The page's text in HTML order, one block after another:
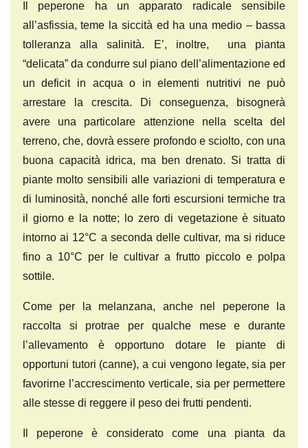
Il peperone ha un apparato radicale sensibile
all’asfissia, teme la siccità ed ha una medio – bassa
tolleranza alla salinità. E’, inoltre, una pianta
“delicata” da condurre sul piano dell’alimentazione ed
un deficit in acqua o in elementi nutritivi ne può
arrestare la crescita. Di conseguenza, bisognerà
avere una particolare attenzione nella scelta del
terreno, che, dovrà essere profondo e sciolto, con una
buona capacità idrica, ma ben drenato. Si tratta di
piante molto sensibili alle variazioni di temperatura e
di luminosità, nonché alle forti escursioni termiche tra
il giorno e la notte; lo zero di vegetazione è situato
intorno ai 12°C a seconda delle cultivar, ma si riduce
fino a 10°C per le cultivar a frutto piccolo e polpa
sottile.
Come per la melanzana, anche nel peperone la
raccolta si protrae per qualche mese e durante
l’allevamento è opportuno dotare le piante di
opportuni tutori (canne), a cui vengono legate, sia per
favorirne l’accrescimento verticale, sia per permettere
alle stesse di reggere il peso dei frutti pendenti.
Il peperone è considerato come una pianta da